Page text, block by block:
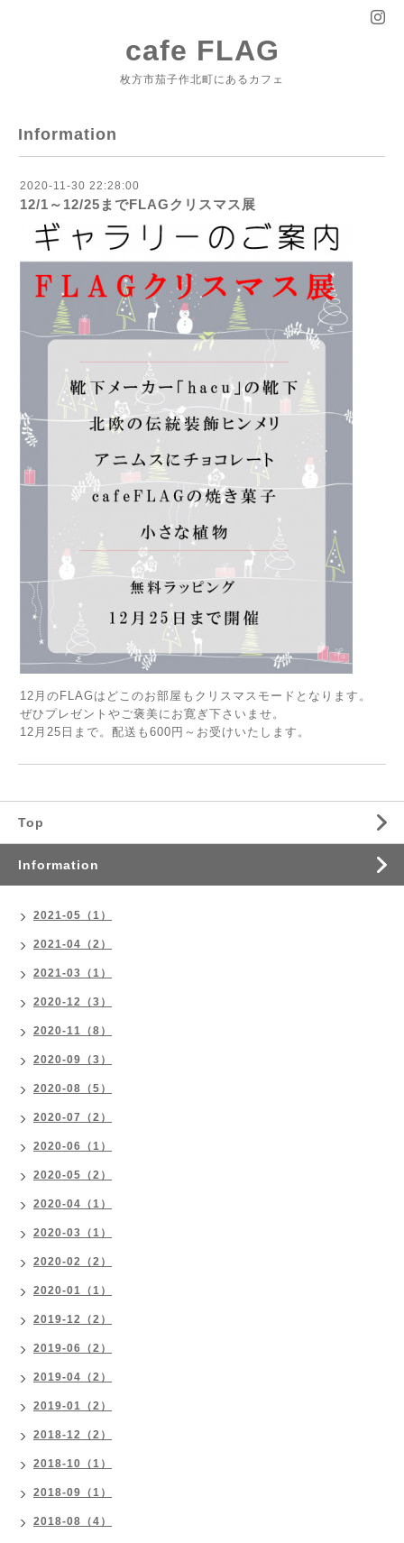
cafe FLAG
枚方市茄子作北町にあるカフェ
Information
2020-11-30 22:28:00
12/1～12/25までFLAGクリスマス展
12月のFLAGはどこのお部屋もクリスマスモードとなります。
ぜひプレゼントやご褒美にお寛ぎ下さいませ。
12月25日まで。配送も600円～お受けいたします。
Top
Information
2021-05（1）
2021-04（2）
2021-03（1）
2020-12（3）
2020-11（8）
2020-09（3）
2020-08（5）
2020-07（2）
2020-06（1）
2020-05（2）
2020-04（1）
2020-03（1）
2020-02（2）
2020-01（1）
2019-12（2）
2019-06（2）
2019-04（2）
2019-01（2）
2018-12（2）
2018-10（1）
2018-09（1）
2018-08（4）